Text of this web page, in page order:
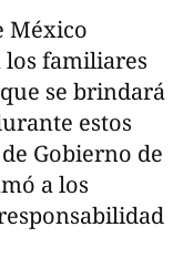
México
los familiares
se brindará
estos
Gobierno de
a los